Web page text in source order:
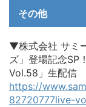
その他
▼株式会社 サミ
ズ」登場記念SP
Vol.58」生配信
https://
82720777live-